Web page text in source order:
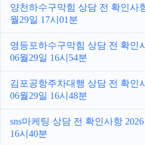
양천하수구막힘 상담 전 확인사
월29일 17시01분
영등포하수구막힘 상담 전 확인
06월29일 16시54분
김포공항주차대행 상담 전 확인
06월29일 16시48분
sns마케팅 상담 전 확인사항
16시40분